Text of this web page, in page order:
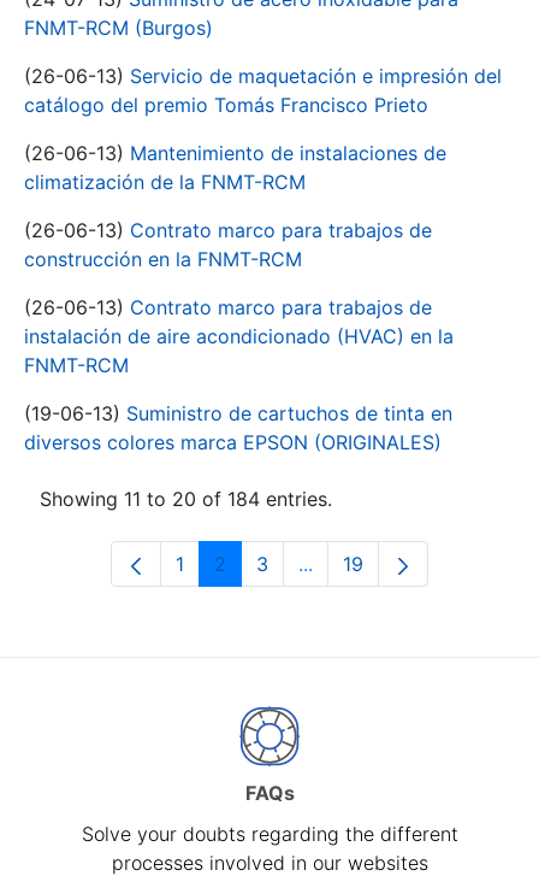
FNMT-RCM (Burgos)
(26-06-13) Servicio de maquetación e impresión del
catálogo del premio Tomás Francisco Prieto
(26-06-13) Mantenimiento de instalaciones de
climatización de la FNMT-RCM
(26-06-13) Contrato marco para trabajos de
construcción en la FNMT-RCM
(26-06-13) Contrato marco para trabajos de
instalación de aire acondicionado (HVAC) en la
FNMT-RCM
(19-06-13) Suministro de cartuchos de tinta en
diversos colores marca EPSON (ORIGINALES)
Showing 11 to 20 of 184 entries.
Page
1 Page
2 Page
3 ...Intermediate Pages Use
Page
19
FAQs
Solve your doubts regarding the different
processes involved in our websites